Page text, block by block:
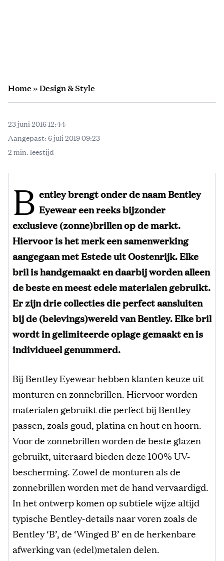
Home»Design & Style
23 juni 2016 12:44
Aangepast: 6 juli 2019 09:23
2 min. leestijd
B entley brengt onder de naam Bentley
Eyewear een reeks bijzonder
exclusieve (zonne)brillen op de markt.
Hiervoor is het merk een samenwerking
aangegaan met Estede uit Oostenrijk. Elke
bril is handgemaakt en daarbij worden alleen
de beste en meest edele materialen gebruikt.
Er zijn drie collecties die perfect aansluiten
bij de (belevings)wereld van Bentley. Elke bril
wordt in gelimiteerde oplage gemaakt en is
individueel genummerd.
Bij Bentley Eyewear hebben klanten keuze uit
monturen en zonnebrillen. Hiervoor worden
materialen gebruikt die perfect bij Bentley
passen, zoals goud, platina en hout en hoorn.
Voor de zonnebrillen worden de beste glazen
gebruikt, uiteraard bieden deze 100% UV-
bescherming. Zowel de monturen als de
zonnebrillen worden met de hand vervaardigd.
In het ontwerp komen op subtiele wijze altijd
typische Bentley-details naar voren zoals de
Bentley ‘B’, de ‘Winged B’ en de herkenbare
afwerking van (edel)metalen delen.